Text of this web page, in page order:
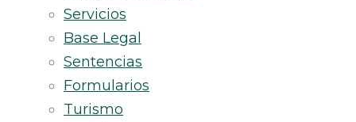
Servicios
Base Legal
Sentencias
Formularios
Turismo